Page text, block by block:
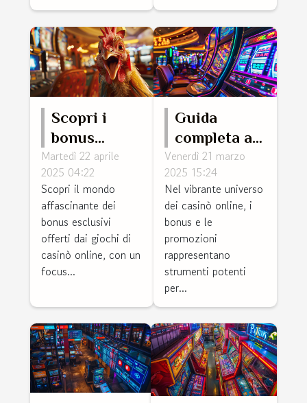
Scopri i
bonus
esclusivi nel
gioco del
pollo nei
diversi
casinò
Martedì 22 aprile
2025 04:22
Scopri il mondo
affascinante dei
bonus esclusivi
offerti dai giochi di
casinò online, con un
focus...
Guida
completa ai
bonus e
promozioni
nei casinò
online
Venerdì 21 marzo
2025 15:24
Nel vibrante universo
dei casinò online, i
bonus e le
promozioni
rappresentano
strumenti potenti
per...